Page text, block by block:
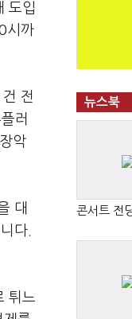
도입
시까
전
러
악
대
다.
튀느
뉴스북
콘서트 전